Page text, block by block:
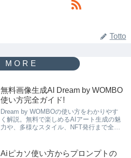
Totto
無料画像生成AI Dream by WOMBO
使い方完全ガイド!
Dream by WOMBOの使い方をわかりやす
く解説。無料で楽しめるAIアート生成の魅
力や、多様なスタイル、NFT発行まで全て
Aiピカソ使い方からプロンプトの